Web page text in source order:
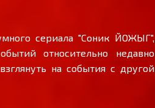
сериала "Соник ЙОЖЫГ",
относительно недавно
на события с другой